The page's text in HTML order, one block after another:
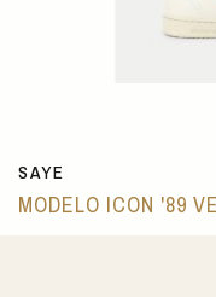
SAYE
MODELO ICON '89